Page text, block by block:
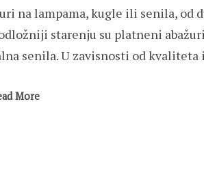
na lampama, kugle ili senila, od
starenju su platneni
senila. U zavisnosti od
More